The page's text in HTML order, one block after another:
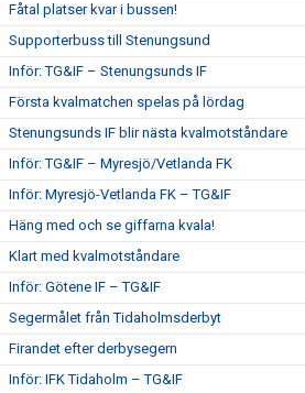
Fåtal platser kvar i bussen!
Supporterbuss till Stenungsund
Inför: TG&IF – Stenungsunds IF
Första kvalmatchen spelas på lördag
Stenungsunds IF blir nästa kvalmotståndare
Inför: TG&IF – Myresjö/Vetlanda FK
Inför: Myresjö-Vetlanda FK – TG&IF
Häng med och se giffarna kvala!
Klart med kvalmotståndare
Inför: Götene IF – TG&IF
Segermålet från Tidaholmsderbyt
Firandet efter derbysegern
Inför: IFK Tidaholm – TG&IF